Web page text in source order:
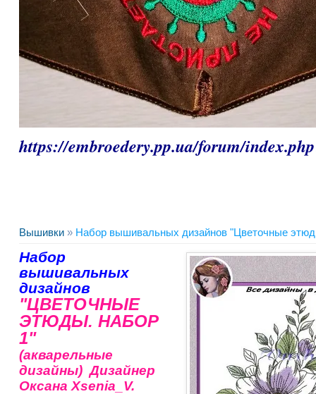
https://embroedery.pp.ua/forum/
Вышивки » Набор вышивальных дизайнов "Цветочные
Набор
вышивальных
дизайнов
"ЦВЕТОЧНЫЕ
ЭТЮДЫ. НАБОР
1"
(акварельные
дизайны) Дизайнер
Оксана Xsenia_V.